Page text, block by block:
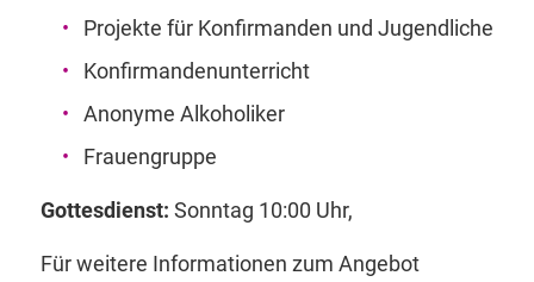
Projekte für Konfirmanden und Jugendliche
Konfirmandenunterricht
Anonyme Alkoholiker
Frauengruppe
Gottesdienst: Sonntag 10:00 Uhr,
Für weitere Informationen zum Angebot